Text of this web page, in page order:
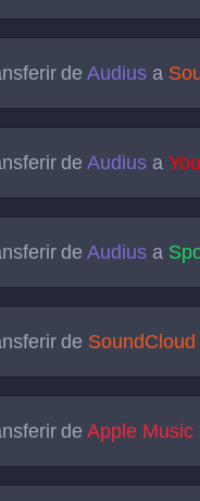
deAudiusa
deAudiusa
deAudiusa
de SoundCloud
deApple Music